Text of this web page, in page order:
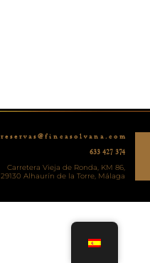
r e s e r v a s @ f i n c a s o l v a n a . c o m
633 427 374
Carretera Vieja de Ronda, KM 86,
29130 Alhaurín de la Torre, Málaga